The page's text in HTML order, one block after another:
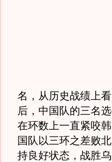
名，从历史战绩上
后，中国队的三名
在环数上一直紧咬
国队以三环之差败
持良好状态，战胜